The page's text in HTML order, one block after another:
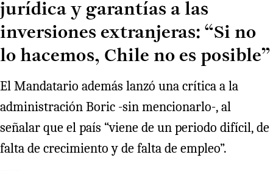
jurídica y garantías a las
inversiones extranjeras: “Si no
lo hacemos, Chile no es posible”
El Mandatario además lanzó una crítica a la
administración Boric -sin mencionarlo-, al
señalar que el país “viene de un periodo difícil, de
falta de crecimiento y de falta de empleo”.